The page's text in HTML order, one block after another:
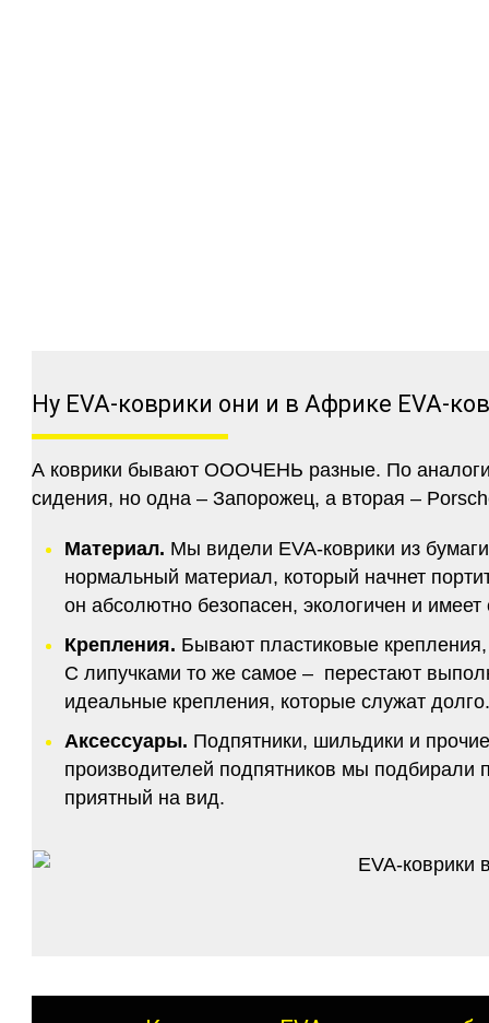
Ну EVA-коврики они и в Африке EVA-
А коврики бывают ОООЧЕНЬ разные. По
сидения, но одна – Запорожец, а вторая –
Материал. Мы видели EVA-коврики из
нормальный материал, который начнет
он абсолютно безопасен, экологичен и
Крепления. Бывают пластиковые
С липучками то же самое – перестают
идеальные крепления, которые служат
Аксессуары. Подпятники, шильдики и
производителей подпятников мы подбирали
приятный на вид.